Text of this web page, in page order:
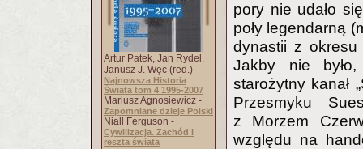
Artur Patek, Jan Rydel,
Janusz J. Węc (red.) -
Najnowsza Historia
Świata tom 4 1995-2007
Mariusz Agnosiewicz -
Zapomniane dzieje Polski
Niall Ferguson -
Cywilizacja. Zachód i
reszta świata
pory nie udało
poły legendarną
dynastii z
Jakby nie było,
starożytny kanał
Przesmyku
z Morzem
względu na